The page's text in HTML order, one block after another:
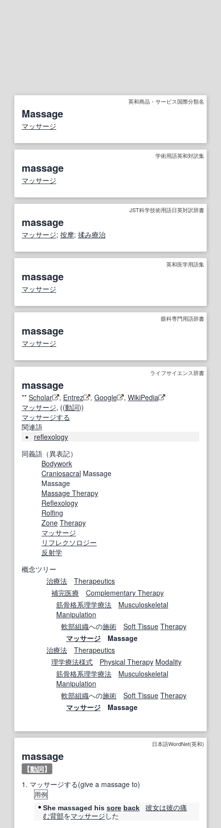
英和商品・サービス国際分類名
Massage
マッサージ
学術用語英和対訳集
massage
マッサージ
JST科学技術用語日英対訳辞書
massage
マッサージ; 按摩; 揉み療治
英和医学用語集
massage
マッサージ
眼科専門用語辞書
massage
マッサージ
ライフサイエンス辞書
massage
** Scholar , Entrez , Google , WikiPedia
マッサージ, ((動詞))
マッサージする
関連語
reflexology
同義語（異表記）
Bodywork
Craniosacral Massage
Massage
Massage Therapy
Reflexology
Rolfing
Zone Therapy
マッサージ
リフレクソロジー
反射学
概念ツリー
治療法
Therapeutics
補完医療
Complementary Therapy
筋骨格系理学療法
Musculoskeletal
Manipulation
軟部組織への施術 Soft Tissue Therapy
マッサージ Massage
治療法
Therapeutics
理学療法様式 Physical Therapy Modality
筋骨格系理学療法
Musculoskeletal
Manipulation
軟部組織への施術 Soft Tissue Therapy
マッサージ Massage
日本語WordNet(英和)
massage
【動詞】
1. マッサージする(give a massage to)
用例
She massaged his sore back 彼女は彼の痛
む背部をマッサージ した